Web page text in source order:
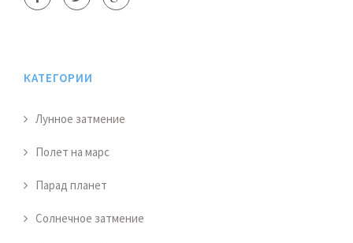
КАТЕГОРИИ
Лунное затмение
Полет на марс
Парад планет
Солнечное затмение